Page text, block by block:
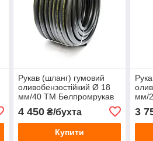
Рукав (шланг) гумовий
оливобензостійкий Ø 18
мм/40 ТМ Белпромрукав
4 450₴/бухта
Купити
мм/
—
3